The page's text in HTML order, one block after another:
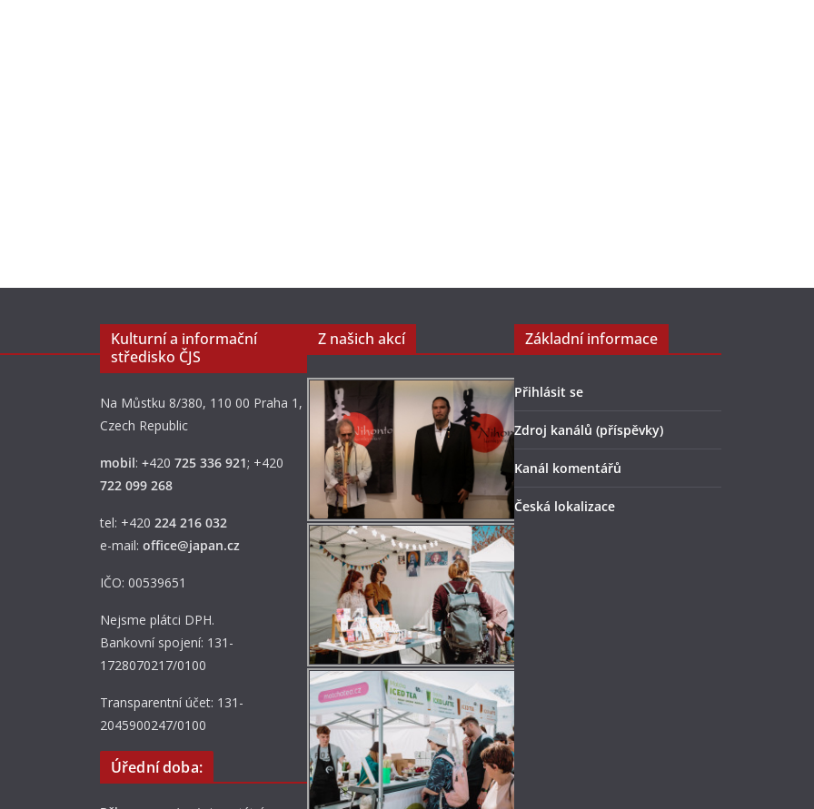
Kulturní a informační
středisko ČJS
Na Můstku 8/380, 110 00 Praha 1,
Czech Republic
mobil: +420 725 336 921; +420
722 099 268
tel: +420 224 216 032
e-mail: office@japan.cz
IČO: 00539651
Nejsme plátci DPH.
Bankovní spojení: 131-
1728070217/0100
Transparentní účet: 131-
2045900247/0100
Úřední doba:
Z našich akcí Základní informace
Přihlásit se
Zdroj kanálů (příspěvky)
Kanál komentářů
Česká lokalizace